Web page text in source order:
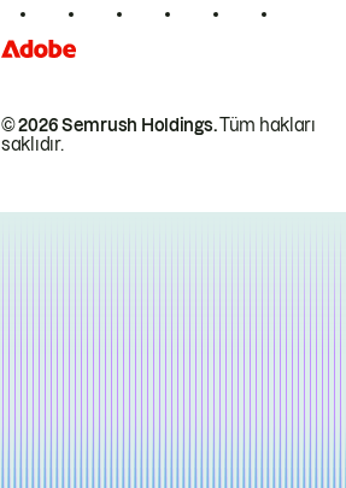
© 2026 Semrush Holdings.Tüm hakları
saklıdır.